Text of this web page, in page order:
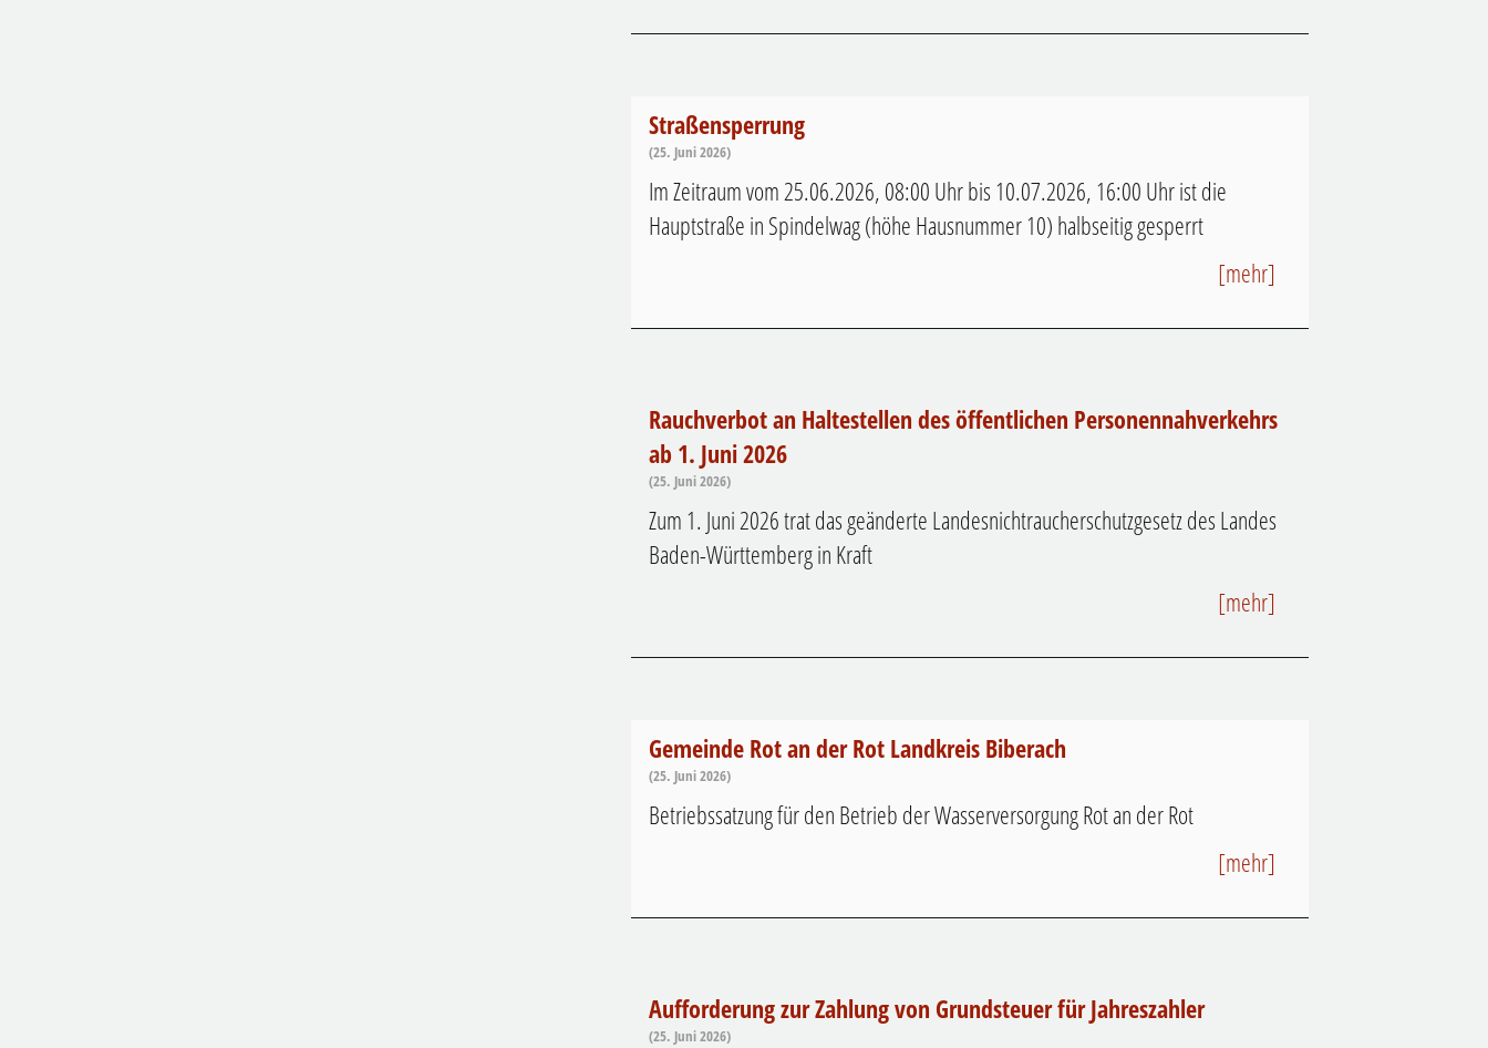
Straßensperrung
(25. Juni 2026)
Im Zeitraum vom 25.06.2026, 08:00 Uhr bis 10.07.2026, 16:00 Uhr ist die
Hauptstraße in Spindelwag (höhe Hausnummer 10) halbseitig gesperrt
[mehr]
Rauchverbot an Haltestellen des öffentlichen Personennahverkehrs
ab 1. Juni 2026
(25. Juni 2026)
Zum 1. Juni 2026 trat das geänderte Landesnichtraucherschutzgesetz des Landes
Baden-Württemberg in Kraft
[mehr]
Gemeinde Rot an der Rot Landkreis Biberach
(25. Juni 2026)
Betriebssatzung für den Betrieb der Wasserversorgung Rot an der Rot
[mehr]
Aufforderung zur Zahlung von Grundsteuer für Jahreszahler
(25. Juni 2026)